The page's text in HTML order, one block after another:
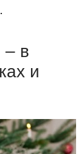
– в
и